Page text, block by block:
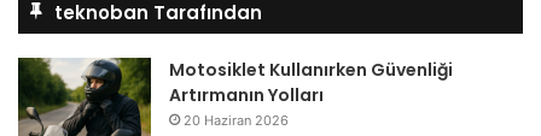
teknoban Tarafından
Motosiklet Kullanırken Güvenliği
Artırmanın Yolları
20 Haziran 2026